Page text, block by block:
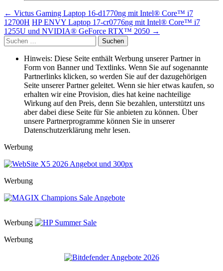
Beitragsnavigation
← Victus Gaming Laptop 16-d1770ng mit Intel® Core™ i7
12700H HP ENVY Laptop 17-cr0776ng mit Intel® Core™ i7
1255U und NVIDIA® GeForce RTX™ 2050 →
Suche
nach:
Hinweis: Diese Seite enthält Werbung unserer Partner in
Form von Banner und Textlinks. Wenn Sie auf sogenannte
Partnerlinks klicken, so werden Sie auf der dazugehörigen
Seite unserer Partner geleitet. Wenn sie hier etwas kaufen, so
erhalten wir eine Provision, dies hat keine nachteilige
Wirkung auf den Preis, denn Sie bezahlen, unterstützt uns
aber dabei diese Seite für Sie anbieten zu können. Über
unsere Partnerprogramme können Sie in unserer
Datenschutzerklärung mehr lesen.
Werbung
Werbung
Werbung
Werbung